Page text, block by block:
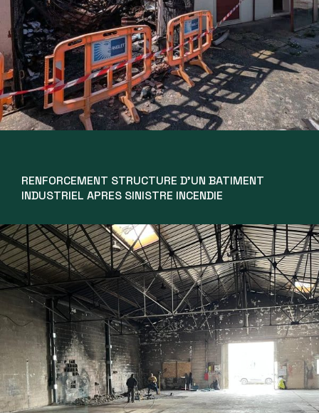
RENFORCEMENT STRUCTURE D’UN BATIMENT
INDUSTRIEL APRES SINISTRE INCENDIE